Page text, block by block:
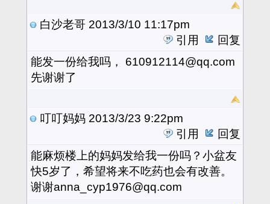
白沙老哥 2013/3/10 11:17pm
引用
回复
能发一份给我吗， 610912114@qq.com
先谢谢了
叮叮妈妈 2013/3/23 9:22pm
引用
回复
能麻烦楼上的妈妈发给我一份吗？小盆友
快5岁了，希望将来不吃药也会有改善。
谢谢anna_cyp1976@qq.com